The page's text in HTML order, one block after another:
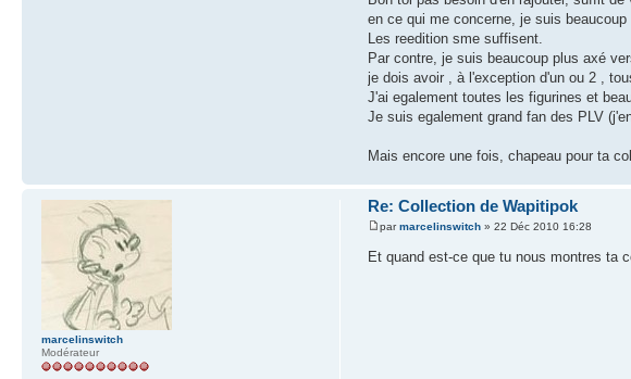
en ce qui me concerne, je suis
Les reedition sme suffisent.
Par contre, je suis beaucoup plus axé
je dois avoir , à l'exception d'un ou 2 ,
J'ai egalement toutes les figurines et
Je suis egalement grand fan des PLV
Mais encore une fois, chapeau pour ta
Re: Collection de Wapitipok
parmarcelinswitch » 22 Déc 2010 16:28
Et quand est-ce que tu nous montres ta
marcelinswitch
Modérateur